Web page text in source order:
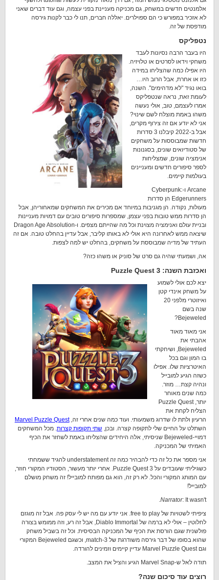
אלמנטים חדשים במשחק, גם מכניקה מעניינת בפני עצמה, וגם עוד דברים שאני
לא אזכיר במפורש כי הם ספוילרים. יאללה חברים, תנו לי כבר לקנות גירסה
מודפסת של זה.
נטפליקס
היו בעבר הרבה נסיונות לעבד
משחקי וידאו לסרטים או טלויזיה.
היו אפילו כמה שהצליחו במידה
כזו או אחרת, אבל הרוב היו…
בואו נגיד "לא מדהימים". השנה,
לעומת זאת, נראה שנטפליקס
אמרו לעצמם, טוב, אולי נעשה
משהו באמת מוצלח לשם שינוי?
אני לא יודע אם זה צירוף מקרים,
אבל ב-2022 קיבלנו 3 סדרות
חדשות שמבוססות על משחקים
של סטודיואים שונים, בסגנונות
אנימציה שונים, שמצליחות
לספר סיפורים חדשים ומעניינים
בעולמות קיימים.
Arcane ו-Cyberpunk:
Edgerunners הן סדרות
מעולות, נקודה. הן מגניבות במיוחד אם מכירים את המשחקים שמאחוריהן, אבל
הן סדרות ממש טובות בפני עצמן, שמספרות סיפורים טובים עם דמויות מעניינות
ובניית עולם ואנימציה מצוינת וכל מה שהייתם מצפים. ו-Dragon Age Absolution
שיצאה ממש לאחרונה היא אולי לא באותו קליבר, אבל עדיין בהחלט טובה. אם זה
העתיד של מדיה שמבוססת על משחקים, בהחלט יש למה לצפות.
אה, ושמעתי שהיה גם סרט של סוניק או משהו כזה?
ואכזבת השנה: Puzzle Quest 3
יצא לכם אולי לשמוע
על משחק אינדי קטן
ואיזוטרי מלפני 20
שנה בשם
Bejeweled?
אני מאוד מאוד
אהבתי את
Bejeweled, ושיחקתי
בו המון וגם בכל
האיטרציות שלו. אפילו
כשזה הגיע למובייל
ונהיה קצת… מוזר.
כמה שנים מאוחר
יותר, Puzzle Quest
הצליח לקחת את
הרעיון ולתת לו שדרוג משמעותי. ועוד כמה שנים אחרי זה,Marvel Puzzle Quest
השתלט על החיים שלי לתקופה קצרה. ובכן, שתי תקופות קצרות. מכל המשחקים
דמויי-Bejeweled שניסיתי, אלה היחידים שהצליחו באמת לשחזר את הכיף
האמיתי של המכניקה.
אני מספר את כל זה כדי להבהיר כמה זה understatement להגיד ששמחתי
כשגיליתי שעובדים על Puzzle Quest 3. אחרי יותר מעשור, הסטודיו המקורי חוזר,
עם המותג המקורי והכל. לא רק זה, הוא גם מפותח למובייל! זה משחק מושלם
למובייל!
Narrator: It wasn't.
ציפיתי לשטויות של free to play. אני יודע עם מה יש לי עסק פה. אבל זה מוגזם
לחלוטין – אולי לא ברמה של Diablo Immortal, אבל זה רע, וזה ממומש בצורה
פולשנית שגם הורסת את הכיף של המכניקה הבסיסית. וכל זה בשביל משחק
שהוא בסופו של דבר גירסה משודרגת של match-3, וכשגם Bejeweled המקורי
וגם Marvel Puzzle Quest עדיין קיימים וזמינים להורדה.
תודה לאל ש-Marvel Snap הגיע והציל את המצב.
רוצים עוד סיכום שנה?